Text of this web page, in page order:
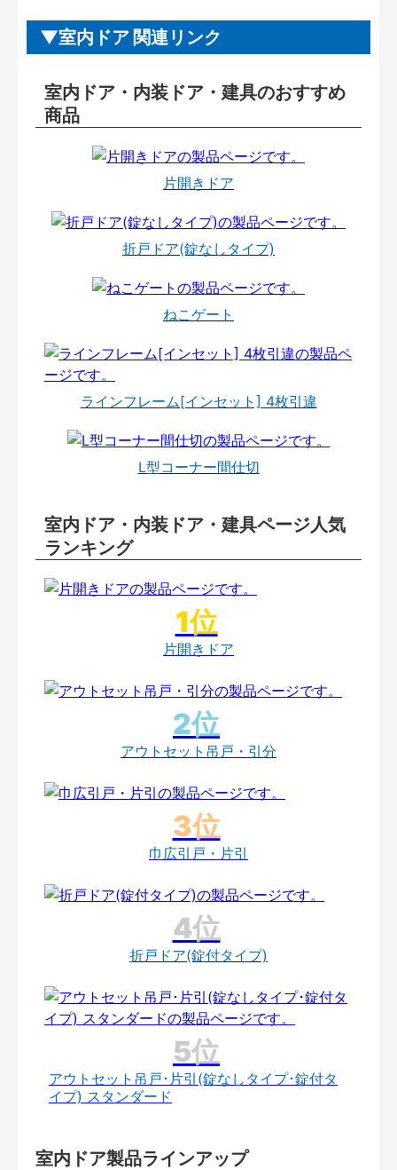
室内ドア 関連リンク
室内ドア・内装ドア・建具のおすすめ
商品
片開きドア
折戸ドア(錠なしタイプ)
ねこゲート
ラインフレーム[インセット] 4枚引違
L型コーナー間仕切
室内ドア・内装ドア・建具ページ人気
ランキング
片開きドア
アウトセット吊戸・引分
巾広引戸・片引
折戸ドア(錠付タイプ)
アウトセット吊戸･片引(錠なしタイプ･錠付タ
イプ) スタンダード
室内ドア製品ラインアップ